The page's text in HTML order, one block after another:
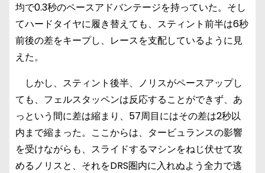
均で0.3秒のペースアドバンテージを持っていた。そし
てハードタイヤに履き替えても、スティント前半は6秒
前後の差をキープし、レースを支配しているように見
えた。
しかし、スティント後半、ノリスがペースアップし
ても、フェルスタッペンは反応することができず、あ
っという間に差は縮まり、57周目にはその差は2秒以
内まで縮まった。ここからは、タービュランスの影響
を受けながらも、スライドするマシンをねじ伏せて攻
めるノリスと、それをDRS圏内に入れぬよう全力で逃